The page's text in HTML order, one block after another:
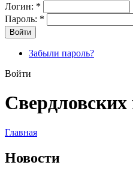
Логин: *
Пароль: *
Забыли пароль?
Войти
Главная
Новости